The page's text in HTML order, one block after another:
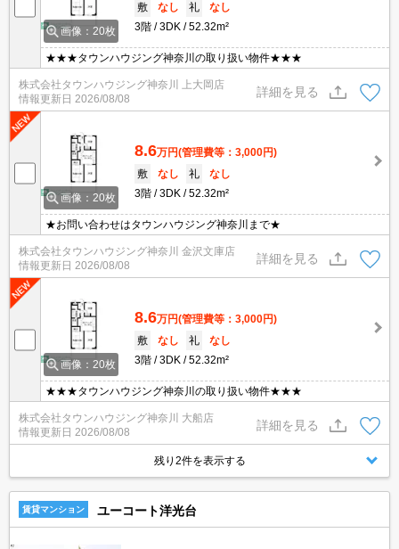
画像：20枚
敷
なし 礼
なし
3階
3DK 52.32m²
★★★タウンハウジング神奈川の取り扱い物件★★★
株式会社タウンハウジング神奈川 上大岡店
情報更新日 2026/08/08
詳細を見る
画像：20枚
8.6万円(管理費等：3,000円)
敷
なし 礼
なし
3階
3DK 52.32m²
★お問い合わせはタウンハウジング神奈川まで★
株式会社タウンハウジング神奈川 金沢文庫店
情報更新日 2026/08/08
詳細を見る
画像：20枚
8.6万円(管理費等：3,000円)
敷
なし 礼
なし
3階
3DK 52.32m²
★★★タウンハウジング神奈川の取り扱い物件★★★
株式会社タウンハウジング神奈川 大船店
情報更新日 2026/08/08
詳細を見る
残り2件を表示する
賃貸マンション ユーコート洋光台